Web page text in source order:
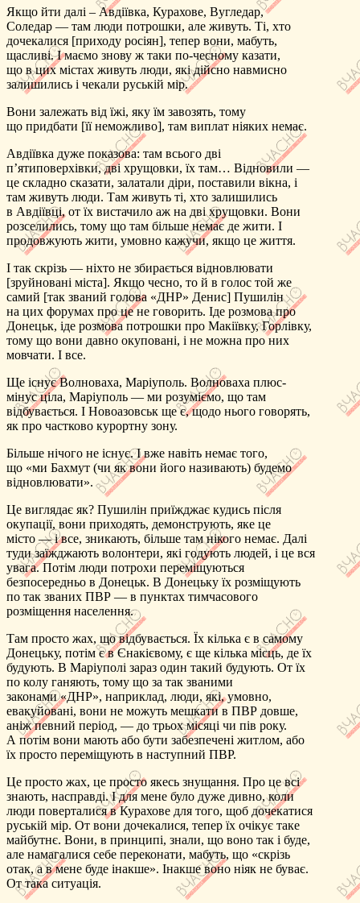
Якщо йти далі – Авдіївка, Курахове, Вугледар,
Соледар — там люди потрошки, але живуть. Ті, хто
дочекалися [приходу росіян], тепер вони, мабуть,
щасливі. І маємо знову ж таки по-чесному казати,
що в цих містах живуть люди, які дійсно навмисно
залишились і чекали руській мір.
Вони залежать від їжі, яку їм завозять, тому
що придбати [її неможливо], там виплат ніяких немає.
Авдіївка дуже показова: там всього дві
п’ятиповерхівки, дві хрущовки, їх там… Відновили —
це складно сказати, залатали діри, поставили вікна, і
там живуть люди. Там живуть ті, хто залишились
в Авдіївці, от їх вистачило аж на дві хрущовки. Вони
розселились, тому що там більше немає де жити. І
продовжують жити, умовно кажучи, якщо це життя.
І так скрізь — ніхто не збирається відновлювати
[зруйновані міста]. Якщо чесно, то й в голос той же
самий [так званий голова «ДНР» Денис] Пушилін
на цих форумах про це не говорить. Іде розмова про
Донецьк, іде розмова потрошки про Макіївку, Горлівку,
тому що вони давно окуповані, і не можна про них
мовчати. І все.
Ще існує Волноваха, Маріуполь. Волноваха плюс-
мінус ціла, Маріуполь — ми розуміємо, що там
відбувається. І Новоазовськ ще є, щодо нього говорять,
як про частково курортну зону.
Більше нічого не існує. І вже навіть немає того,
що «ми Бахмут (чи як вони його називають) будемо
відновлювати».
Це виглядає як? Пушилін приїжджає кудись після
окупації, вони приходять, демонструють, яке це
місто — і все, зникають, більше там нікого немає. Далі
туди заїжджають волонтери, які годують людей, і це вся
увага. Потім люди потрохи переміщуються
безпосередньо в Донецьк. В Донецьку їх розміщують
по так званих ПВР — в пунктах тимчасового
розміщення населення.
Там просто жах, що відбувається. Їх кілька є в самому
Донецьку, потім є в Єнакієвому, є ще кілька місць, де їх
будують. В Маріуполі зараз один такий будують. От їх
по колу ганяють, тому що за так званими
законами «ДНР», наприклад, люди, які, умовно,
евакуйовані, вони не можуть мешкати в ПВР довше,
аніж певний період, — до трьох місяці чи пів року.
А потім вони мають або бути забезпечені житлом, або
їх просто переміщують в наступний ПВР.
Це просто жах, це просто якесь знущання. Про це всі
знають, насправді. І для мене було дуже дивно, коли
люди поверталися в Курахове для того, щоб дочекатися
руській мір. От вони дочекалися, тепер їх очікує таке
майбутнє. Вони, в принципі, знали, що воно так і буде,
але намагалися себе переконати, мабуть, що «скрізь
отак, а в мене буде інакше». Інакше воно ніяк не буває.
От така ситуація.